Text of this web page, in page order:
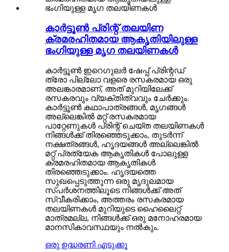
കാർട്ടൂൺ പ്രിന്റ് തലയിണ
ക്രമരഹിതമായ ആകൃതിയിലുള്ള
ഭംഗിയുള്ള മൃഗ തലയിണകൾ
കാർട്ടൂൺ ഇറെഗുലർ ഷേപ്പ് പ്രിന്റഡ്
ത്രോ പില്ലോ വളരെ രസകരമായ ഒരു
അലങ്കാരമാണ്, അത് മുറിയിലേക്ക്
രസകരവും വ്യക്തിത്വവും ചേർക്കും.
കാർട്ടൂൺ കഥാപാത്രങ്ങൾ, മൃഗങ്ങൾ
അല്ലെങ്കിൽ മറ്റ് രസകരമായ
പാറ്റേണുകൾ പ്രിന്റ് ചെയ്ത തലയിണകൾ
നിങ്ങൾക്ക് തിരഞ്ഞെടുക്കാം, തുടർന്ന്
നക്ഷത്രങ്ങൾ, ഹൃദയങ്ങൾ അല്ലെങ്കിൽ
മറ്റ് പ്രത്യേക ആകൃതികൾ പോലുള്ള
ക്രമരഹിതമായ ആകൃതികൾ
തിരഞ്ഞെടുക്കാം. ഹൃദയത്തെ
സുഖപ്പെടുത്തുന്ന ഒരു മൃദുലമായ
സ്പർശനത്തിലൂടെ നിങ്ങൾക്ക് അത്
സ്വീകരിക്കാം, അത്തരം രസകരമായ
തലയിണകൾ മുറിയുടെ ഹൈലൈറ്റ്
മാത്രമല്ല, നിങ്ങൾക്ക് ഒരു മനോഹരമായ
മാനസികാവസ്ഥയും നൽകും.
ഒരു ഉദ്ധരണി എടുക്കൂ